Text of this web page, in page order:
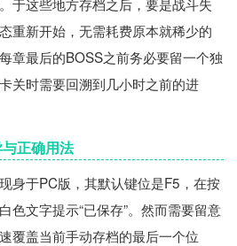
重新开始，无需耗费原本就稀少的
章最后的BOSS之前务必要留一个独
关时需要回溯到几小时之前的进
正确用法
身于PC版，其默认键位是F5，在按
色文字提示“已保存”。然而需要留意
覆盖当前手动存档的最后一个位